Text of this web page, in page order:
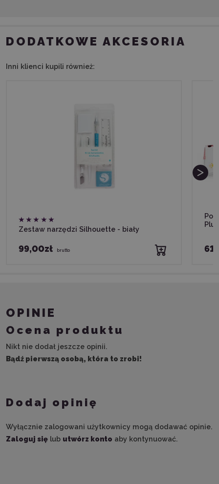
DODATKOWE AKCESORIA
Inni klienci kupili również:
Zestaw narzędzi Silhouette - biały
99,00zł brutto
OPINIE
Ocena produktu
Nikt nie dodał jeszcze opinii.
Bądź pierwszą osobą, która to zrobi!
Dodaj opinię
Wyłącznie zalogowani użytkownicy mogą dodawać opinie.
Zaloguj się lub utwórz konto aby kontynuować.